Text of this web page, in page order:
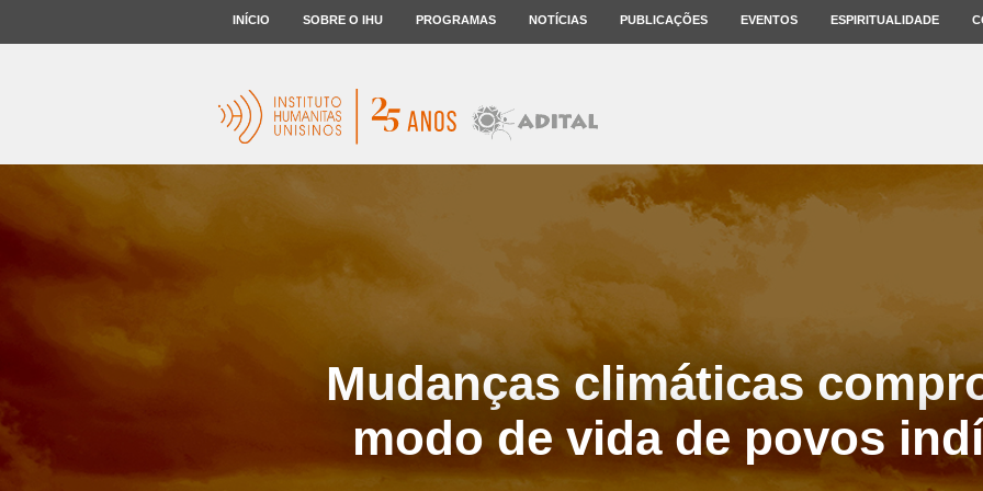
INÍCIO SOBRE O IHU PROGRAMAS NOTÍCIAS PUBLICAÇÕES EVENTOS ESPIRITUALIDADE
Mudanças climáticas
modo de vida de povos